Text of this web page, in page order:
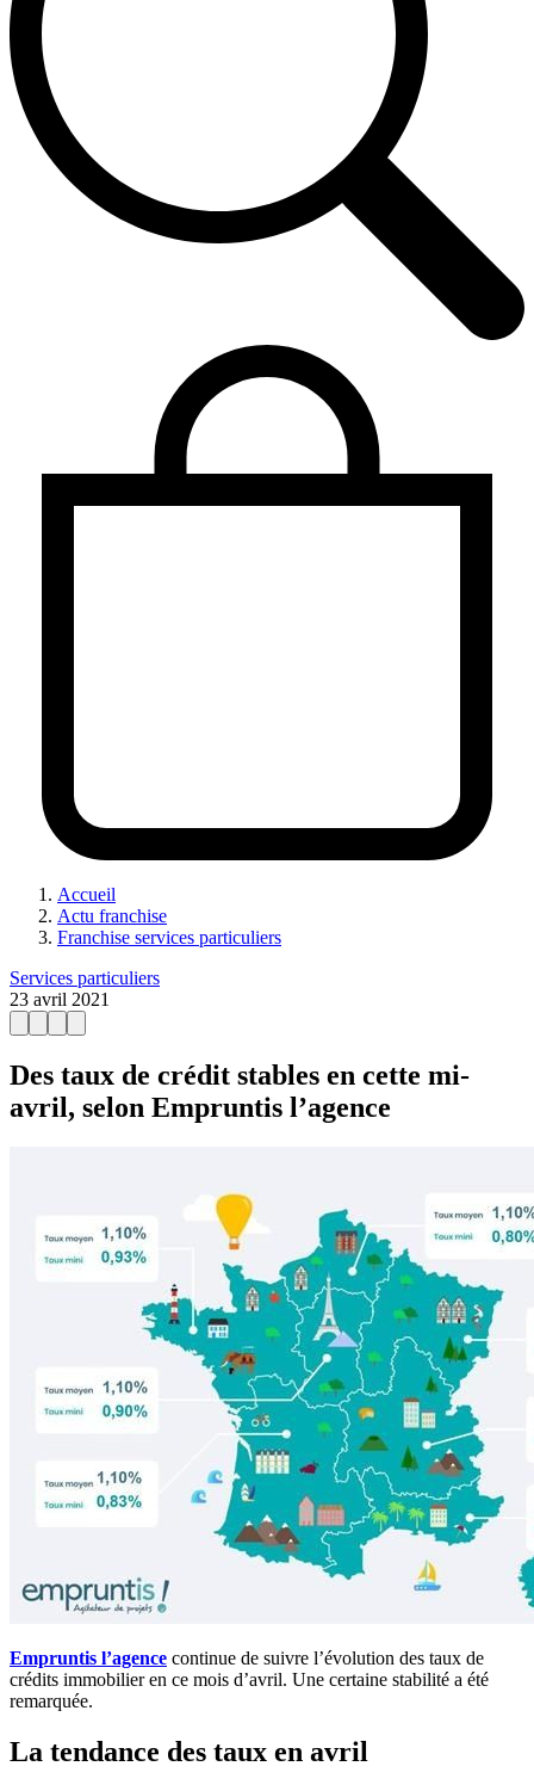
Accueil
Actu franchise
Franchise services particuliers
Services particuliers
23 avril 2021
Des taux de crédit stables en cette mi-
avril, selon Empruntis l’agence
Empruntis l’agence continue de suivre l’évolution des taux de
crédits immobilier en ce mois d’avril. Une certaine stabilité a été
remarquée.
La tendance des taux en avril